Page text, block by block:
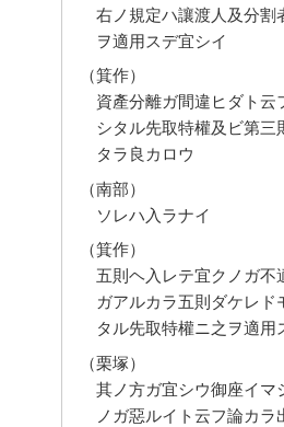
右ノ規定ハ讓渡人及分割
ヲ適用スデ宜シイ
（箕作）
資產分離ガ間違ヒダト云
シタル先取特權及ビ第三
タラ良カロウ
（南部）
ソレハ入ラナイ
（箕作）
五則ヘ入レテ宜クノガ不
ガアルカラ五則ダケレド
タル先取特權ニ之ヲ適用
（栗塚）
其ノ方ガ宜シウ御座イマ
ノガ惡ルイト云フ論カラ